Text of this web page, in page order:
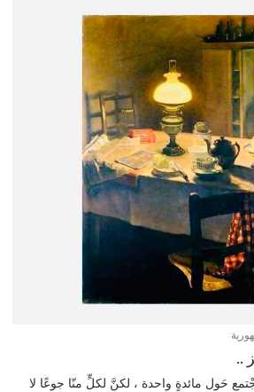
..
حَول مائدةٍ واحدة ، لكنَّ لكلٍّ منّا جوعًا لا